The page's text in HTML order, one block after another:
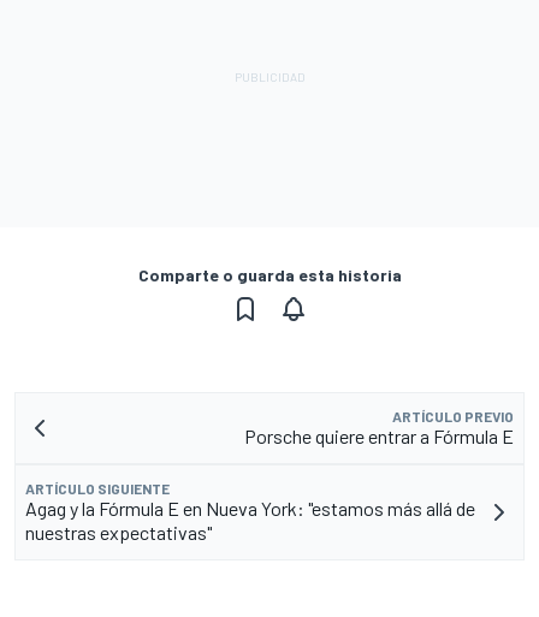
Comparte o guarda esta historia
ARTÍCULO PREVIO
Porsche quiere entrar a Fórmula E
ARTÍCULO SIGUIENTE
Agag y la Fórmula E en Nueva York: "estamos más allá de
nuestras expectativas"